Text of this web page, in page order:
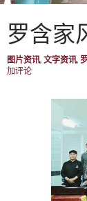
罗含家
图片资讯, 文字资讯,
加评论